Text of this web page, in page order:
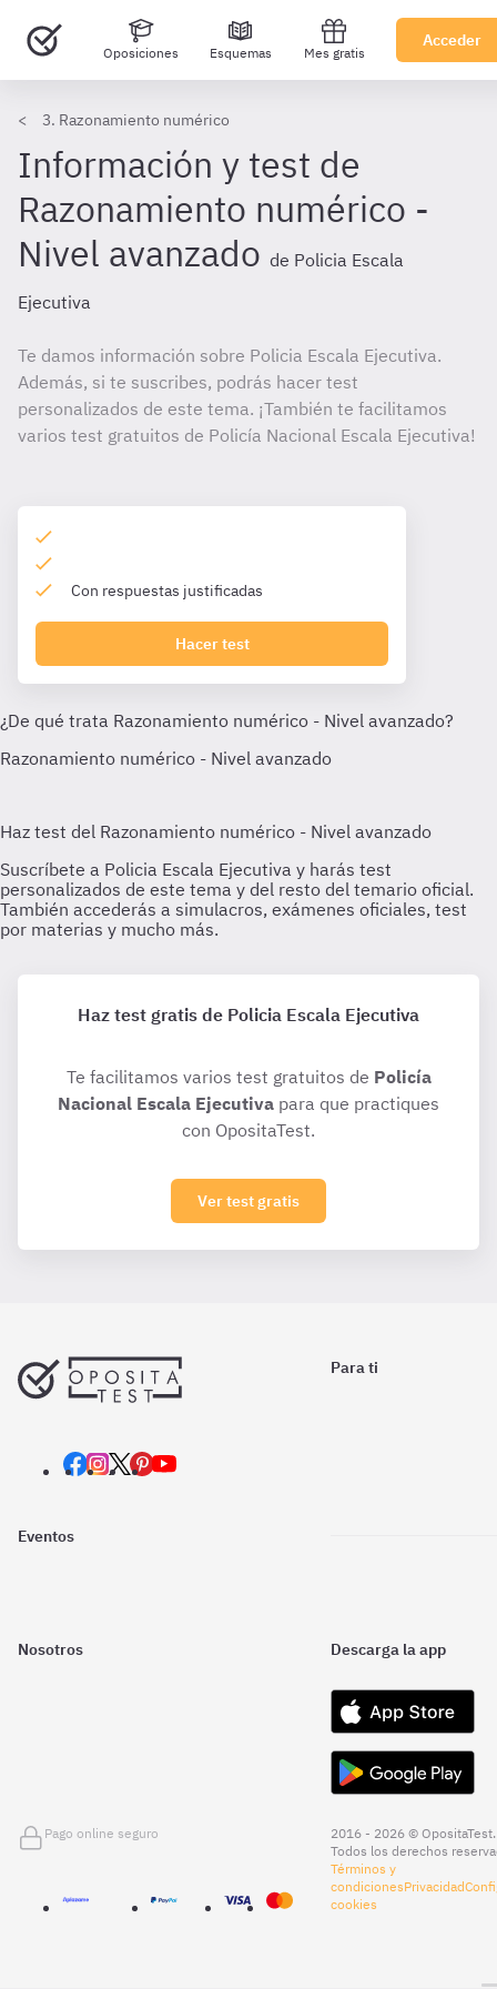
Oposiciones Esquemas Mes gratis
Acceder
3. Razonamiento numérico
Información y test de
Razonamiento numérico -
Nivel avanzado de Policia Escala
Ejecutiva
Te damos información sobre Policia Escala Ejecutiva.
Además, si te suscribes, podrás hacer test
personalizados de este tema. ¡También te facilitamos
varios test gratuitos de Policía Nacional Escala Ejecutiva!
Con respuestas justificadas
Hacer test
Haz test gratis de Policia Escala Ejecutiva
Te facilitamos varios test gratuitos de Policía
Nacional Escala Ejecutiva para que practiques
con OpositaTest.
Ver test gratis
Para ti
Eventos
Nosotros Descarga la app
Pago online seguro
2016 - 2026 © OpositaTest.
Todos los derechos
Términos y
condicionesPrivacidad
cookies